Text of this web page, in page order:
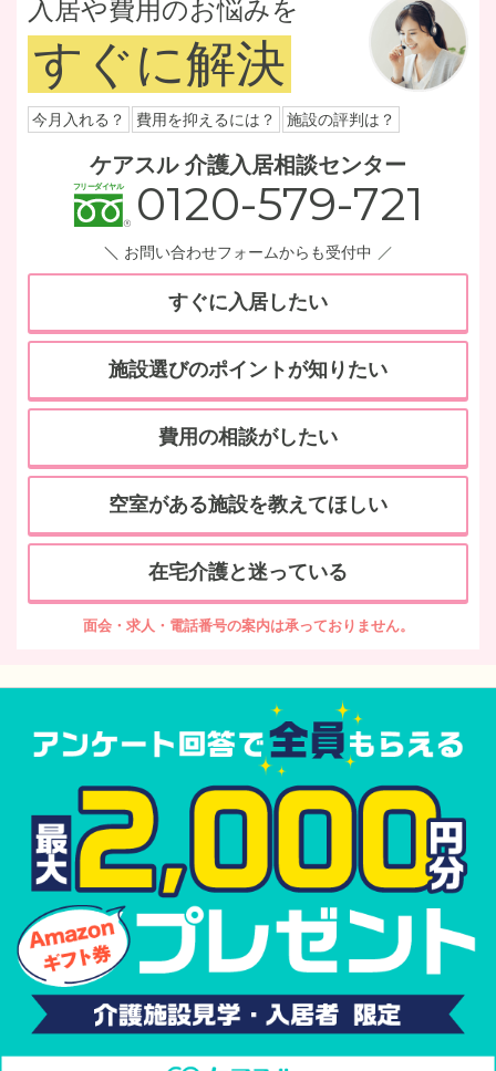
入居や費用のお悩みを
すぐに解決
今月入れる？ 費用を抑えるには？ 施設の評判は？
ケアスル 介護入居相談センター
0120-579-721
お問い合わせフォームからも受付中
すぐに入居したい
施設選びのポイントが知りたい
費用の相談がしたい
空室がある施設を教えてほしい
在宅介護と迷っている
面会・求人・電話番号の案内は承っておりません。